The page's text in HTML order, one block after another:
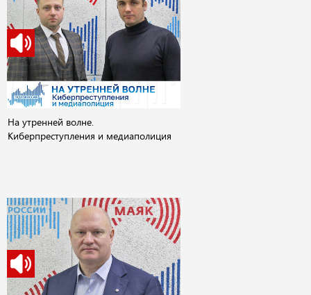
На утренней волне.
Киберпреступления и медиаполиция